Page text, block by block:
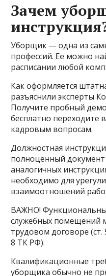
Зачем
Уборщик — одна из
профессий. Ее можно
расписании любой
Как оформляется
разъяснили эксперты
Получите пробный
бесплатно переходите
кадровым вопросам.
Должностная
полноценный
аналогичных
необходимо для
взаимоотношений
ВАЖНО!
служебных помещений
трудовом договоре
8 ТК РФ).
Квалификационные
уборщика обычно не